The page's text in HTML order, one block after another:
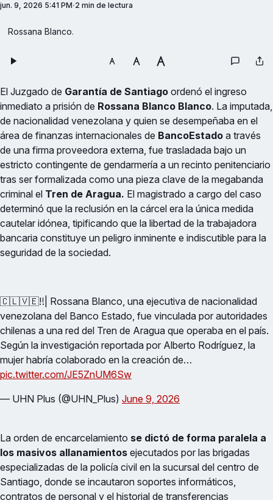
jun. 9, 2026 5:41 PM 2 min de lectura
Rossana Blanco.
El Juzgado de Garantía de Santiago ordenó el ingreso
inmediato a prisión de Rossana Blanco Blanco. La imputada,
de nacionalidad venezolana y quien se desempeñaba en el
área de finanzas internacionales de BancoEstado a través
de una firma proveedora externa, fue trasladada bajo un
estricto contingente de gendarmería a un recinto penitenciario
tras ser formalizada como una pieza clave de la megabanda
criminal el Tren de Aragua. El magistrado a cargo del caso
determinó que la reclusión en la cárcel era la única medida
cautelar idónea, tipificando que la libertad de la trabajadora
bancaria constituye un peligro inminente e indiscutible para la
seguridad de la sociedad.
🇨🇱🇻🇪‼️| Rossana Blanco, una ejecutiva de nacionalidad
venezolana del Banco Estado, fue vinculada por autoridades
chilenas a una red del Tren de Aragua que operaba en el país.
Según la investigación reportada por Alberto Rodríguez, la
mujer habría colaborado en la creación de…
pic.twitter.com/JE5ZnUM6Sw
— UHN Plus (@UHN_Plus) June 9, 2026
La orden de encarcelamiento se dictó de forma paralela a
los masivos allanamientos ejecutados por las brigadas
especializadas de la policía civil en la sucursal del centro de
Santiago, donde se incautaron soportes informáticos,
contratos de personal y el historial de transferencias